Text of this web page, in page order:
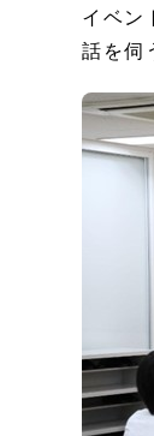
イベン
話を伺